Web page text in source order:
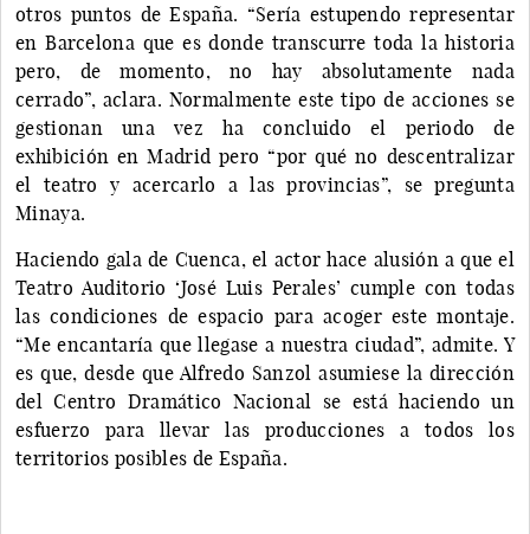
otros puntos de España. “Sería estupendo representar
en Barcelona que es donde transcurre toda la historia
pero, de momento, no hay absolutamente nada
cerrado”, aclara. Normalmente este tipo de acciones se
gestionan una vez ha concluido el periodo de
exhibición en Madrid pero “por qué no descentralizar
el teatro y acercarlo a las provincias”, se pregunta
Minaya.
Haciendo gala de Cuenca, el actor hace alusión a que el
Teatro Auditorio ‘José Luis Perales’ cumple con todas
las condiciones de espacio para acoger este montaje.
“Me encantaría que llegase a nuestra ciudad”, admite. Y
es que, desde que Alfredo Sanzol asumiese la dirección
del Centro Dramático Nacional se está haciendo un
esfuerzo para llevar las producciones a todos los
territorios posibles de España.